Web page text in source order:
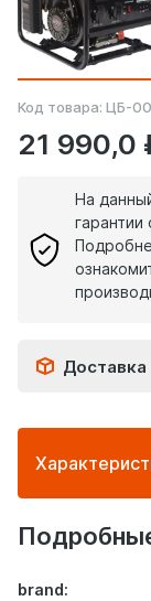
Код товара: ЦБ-
21 990,0
На
гарантии
Доставка
Подробная
о
товаре
brand: